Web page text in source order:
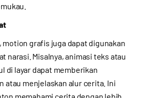
motion grafis juga dapat digunakan
narasi. Misalnya, animasi teks atau
di layar dapat memberikan
atau menjelaskan alur cerita. Ini
memahami cerita dengan lebih